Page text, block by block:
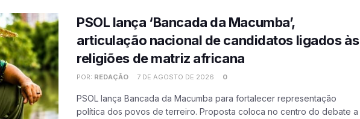
PSOL lança ‘Bancada da Macumba’,
articulação nacional de candidatos ligados às
religiões de matriz africana
POR: REDAÇÃO 7 DE AGOSTO DE 2026 0
PSOL lança Bancada da Macumba para fortalecer representação
política dos povos de terreiro. Proposta coloca no centro do debate a